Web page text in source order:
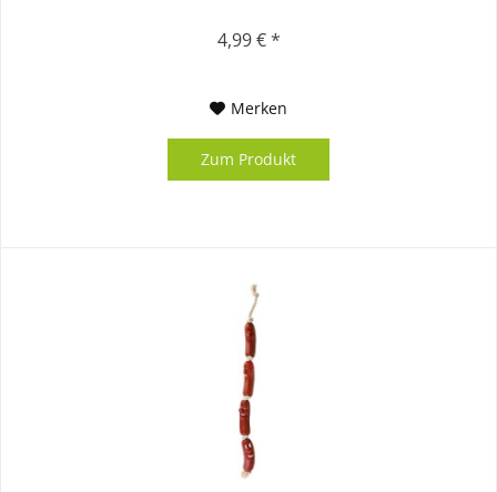
4,99 € *
Merken
Zum Produkt